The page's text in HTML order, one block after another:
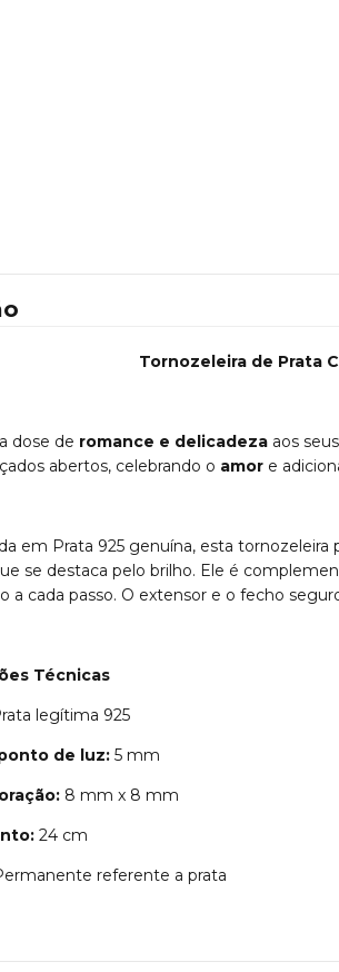
Tornozeleira de Prata
dose de romance e delicadeza aos
abertos, celebrando o amor e
em Prata 925 genuína, esta
se destaca pelo brilho. Ele é
a cada passo. O extensor e o fecho
Técnicas
legítima 925
de luz: 5 mm
8 mm x 8 mm
24 cm
referente a prata